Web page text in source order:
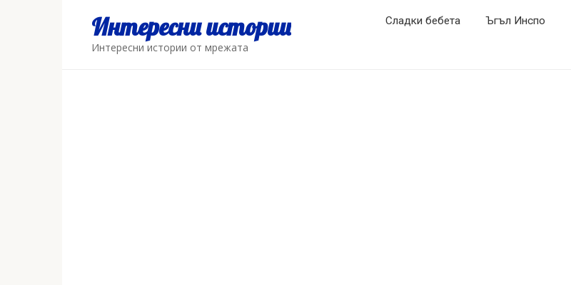
Интересни истории
Интересни истории от мрежата
Сладки бебета Ъгъл Инспо